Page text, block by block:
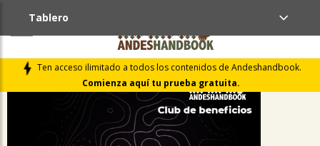
Ten acceso ilimitado a todos los contenidos de Andeshandbook.
Comienza aquí tu prueba gratuita.
Tablero